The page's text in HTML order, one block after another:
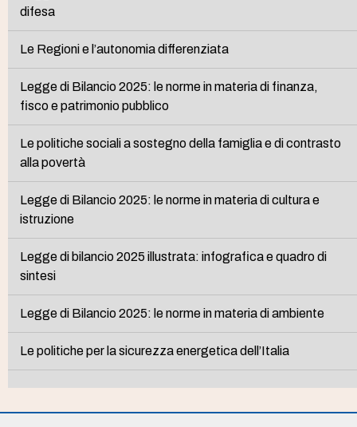
difesa
Le Regioni e l’autonomia differenziata
Legge di Bilancio 2025: le norme in materia di finanza,
fisco e patrimonio pubblico
Le politiche sociali a sostegno della famiglia e di contrasto
alla povertà
Legge di Bilancio 2025: le norme in materia di cultura e
istruzione
Legge di bilancio 2025 illustrata: infografica e quadro di
sintesi
Legge di Bilancio 2025: le norme in materia di ambiente
Le politiche per la sicurezza energetica dell’Italia